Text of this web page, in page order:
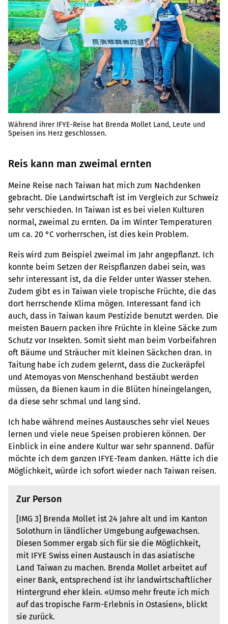
Während ihrer IFYE-Reise hat Brenda Mollet Land, Leute und
Speisen ins Herz geschlossen.
Reis kann man zweimal ernten
Meine Reise nach Taiwan hat mich zum Nachdenken
gebracht. Die Landwirtschaft ist im Vergleich zur Schweiz
sehr verschieden. In Taiwan ist es bei vielen Kulturen
normal, zweimal zu ernten. Da im Winter Temperaturen
um ca. 20 °C vorherrschen, ist dies kein Problem.
Reis wird zum Beispiel zweimal im Jahr angepflanzt. Ich
konnte beim Setzen der Reispflanzen dabei sein, was
sehr interessant ist, da die Felder unter Wasser stehen.
Zudem gibt es in Taiwan viele tropische Früchte, die das
dort herrschende Klima mögen. Interessant fand ich
auch, dass in Taiwan kaum Pestizide benutzt werden. Die
meisten Bauern packen ihre Früchte in kleine Säcke zum
Schutz vor Insekten. Somit sieht man beim Vorbeifahren
oft Bäume und Sträucher mit kleinen Säckchen dran. In
Taitung habe ich zudem gelernt, dass die Zuckeräpfel
und Atemoyas von Menschenhand bestäubt werden
müssen, da Bienen kaum in die Blüten hineingelangen,
da diese sehr schmal und lang sind.
Ich habe während meines Austausches sehr viel Neues
lernen und viele neue Speisen probieren können. Der
Einblick in eine andere Kultur war sehr spannend. Dafür
möchte ich dem ganzen IFYE-Team danken. Hätte ich die
Möglichkeit, würde ich sofort wieder nach Taiwan reisen.
Zur Person
[IMG 3] Brenda Mollet ist 24 Jahre alt und im Kanton
Solothurn in ländlicher Umgebung aufgewachsen.
Diesen Sommer ergab sich für sie die Möglichkeit,
mit IFYE Swiss einen Austausch in das asiatische
Land Taiwan zu machen. Brenda Mollet arbeitet auf
einer Bank, entsprechend ist ihr landwirtschaftlicher
Hintergrund eher klein. «Umso mehr freute ich mich
auf das tropische Farm-Erlebnis in Ostasien», blickt
sie zurück.